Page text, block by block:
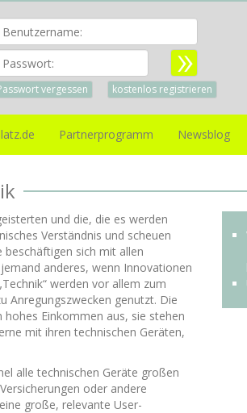
Passwort:
vergessen kostenlos registrieren
Partnerprogramm Newsblog
und die, die es werden
Verständnis und scheuen
beschäftigen sich mit allen
anderes, wenn Innovationen
werden vor allem zum
Anregungszwecken genutzt. Die
Einkommen aus, sie stehen
mit ihren technischen Geräten,
alle technischen Geräte großen
oder andere
große, relevante User-